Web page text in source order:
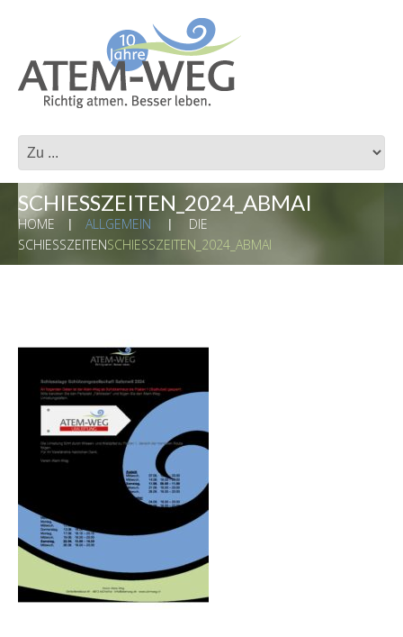
SCHIESSZEITEN_2024_ABMAI
HOME ALLGEMEIN
DIE
SCHIESSZEITENSCHIESSZEITEN_2024_ABMAI